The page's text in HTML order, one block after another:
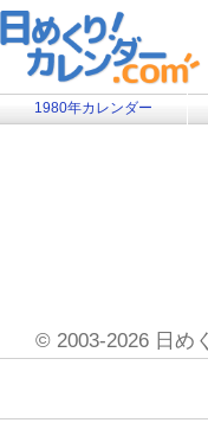
1980年カレンダー
© 2003-2026 日め